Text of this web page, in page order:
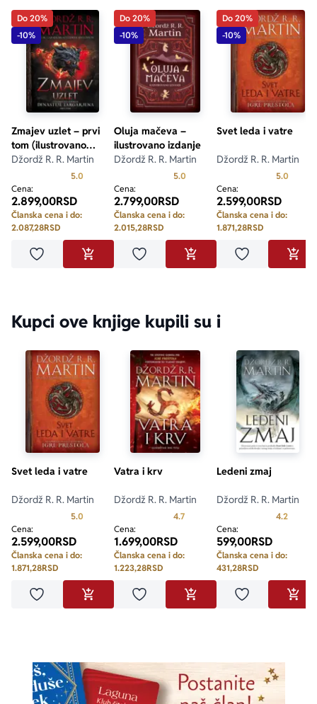
Do 20%
-10%
Zmajev uzlet – prvi
tom (ilustrovano
izdanje)
Džordž R. R. Martin
5.0 Prosecna ocena je 5.0 od 5
Cena:
2.899,00RSD
Članska cena i do:
2.087,28RSD
Dodaj u omiljeneDODAJ U KORPU
Do 20%
-10%
Oluja mačeva –
ilustrovano izdanje
Džordž R. R. Martin
5.0 Prosecna ocena je 5.0 od 5
Cena:
2.799,00RSD
Članska cena i do:
2.015,28RSD
Dodaj u omiljeneDODAJ U KORPU
Do 20%
-10%
Svet leda i vatre
Džordž R. R. Martin
5.0
Cena:
2.599,00RSD
Članska cena i do:
1.871,28RSD
Dodaj u
Kupci ove knjige kupili su i
Svet leda i vatre
Džordž R. R. Martin
5.0 Prosecna ocena je 5.0 od 5
Cena:
2.599,00RSD
Članska cena i do:
1.871,28RSD
Dodaj u omiljeneDODAJ U KORPU
Vatra i krv
Džordž R. R. Martin
4.7Prosecna ocena je 4.7 od 5
Cena:
1.699,00RSD
Članska cena i do:
1.223,28RSD
Dodaj u omiljeneDODAJ U KORPU
Ledeni zmaj
Džordž R. R. Martin
4.2
Cena:
599,00RSD
Članska cena i do:
431,28RSD
Dodaj u